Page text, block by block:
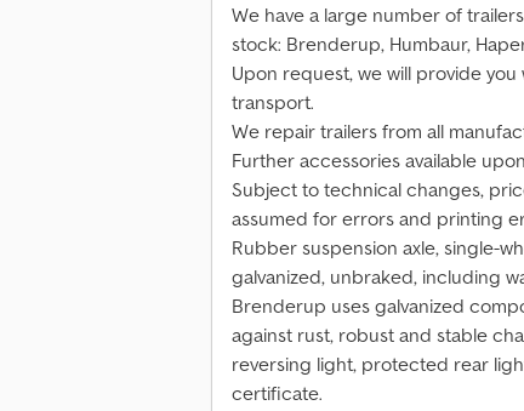
We have a large number of
stock: Brenderup, Humbaur,
Upon request, we will provide
transport.
We repair trailers from all
Further accessories available
Subject to technical changes,
assumed for errors and printing
Rubber suspension axle, single-
galvanized, unbraked, including
Brenderup uses galvanized
against rust, robust and stable
reversing light, protected rear
certificate.